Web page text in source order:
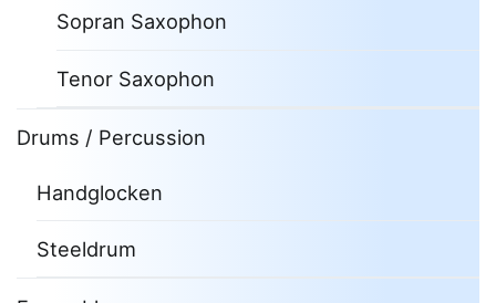
Sopran Saxophon
Tenor Saxophon
Drums / Percussion
Handglocken
Steeldrum